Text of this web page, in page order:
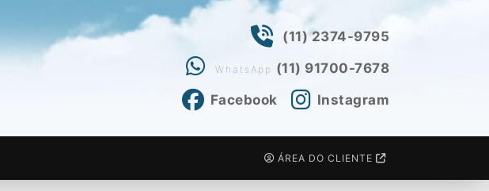
(11) 2374-9795
WhatsApp (11) 91700-7678
Facebook Instagram
ÁREA DO CLIENTE